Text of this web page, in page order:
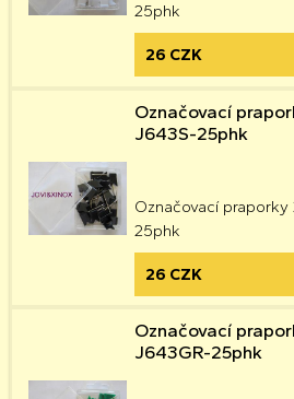
25phk
26 CZK
Označovací
J643S-25phk
Označovací
25phk
26 CZK
Označovací
J643GR-25phk